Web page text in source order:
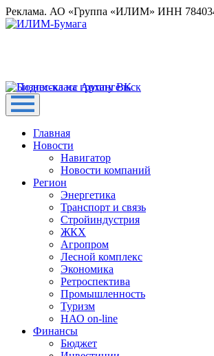
Реклама. АО «Группа «ИЛИМ» ИНН
Главная
Новости
Навигатор
Новости компаний
Регион
Энергетика
Транспорт и связь
Стройиндустрия
ЖКХ
Агропром
Лесной комплекс
Экономика
Ретроспектива
Промышленность
Туризм
НАО on-line
Финансы
Бюджет